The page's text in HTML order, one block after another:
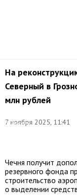
На
Северный в
млн рублей
7 ноября 2025, 11:41
Зелимхан
Чечня получит
резервного фонда
строительство
о выделении